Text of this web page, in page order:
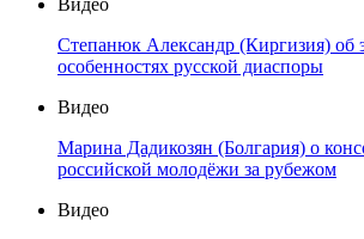
Видео
Степанюк Александр (Киргизия) об
особенностях русской диаспоры
Видео
Марина Дадикозян (Болгария) о
российской молодёжи за рубежом
Видео